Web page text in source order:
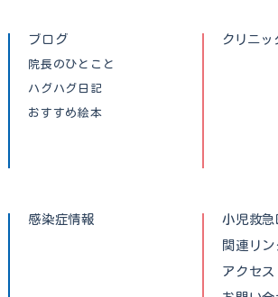
ブログ
院長のひとこと
ハグハグ日記
おすすめ絵本
クリニッ
感染症情報
小児救急
関連リン
アクセス